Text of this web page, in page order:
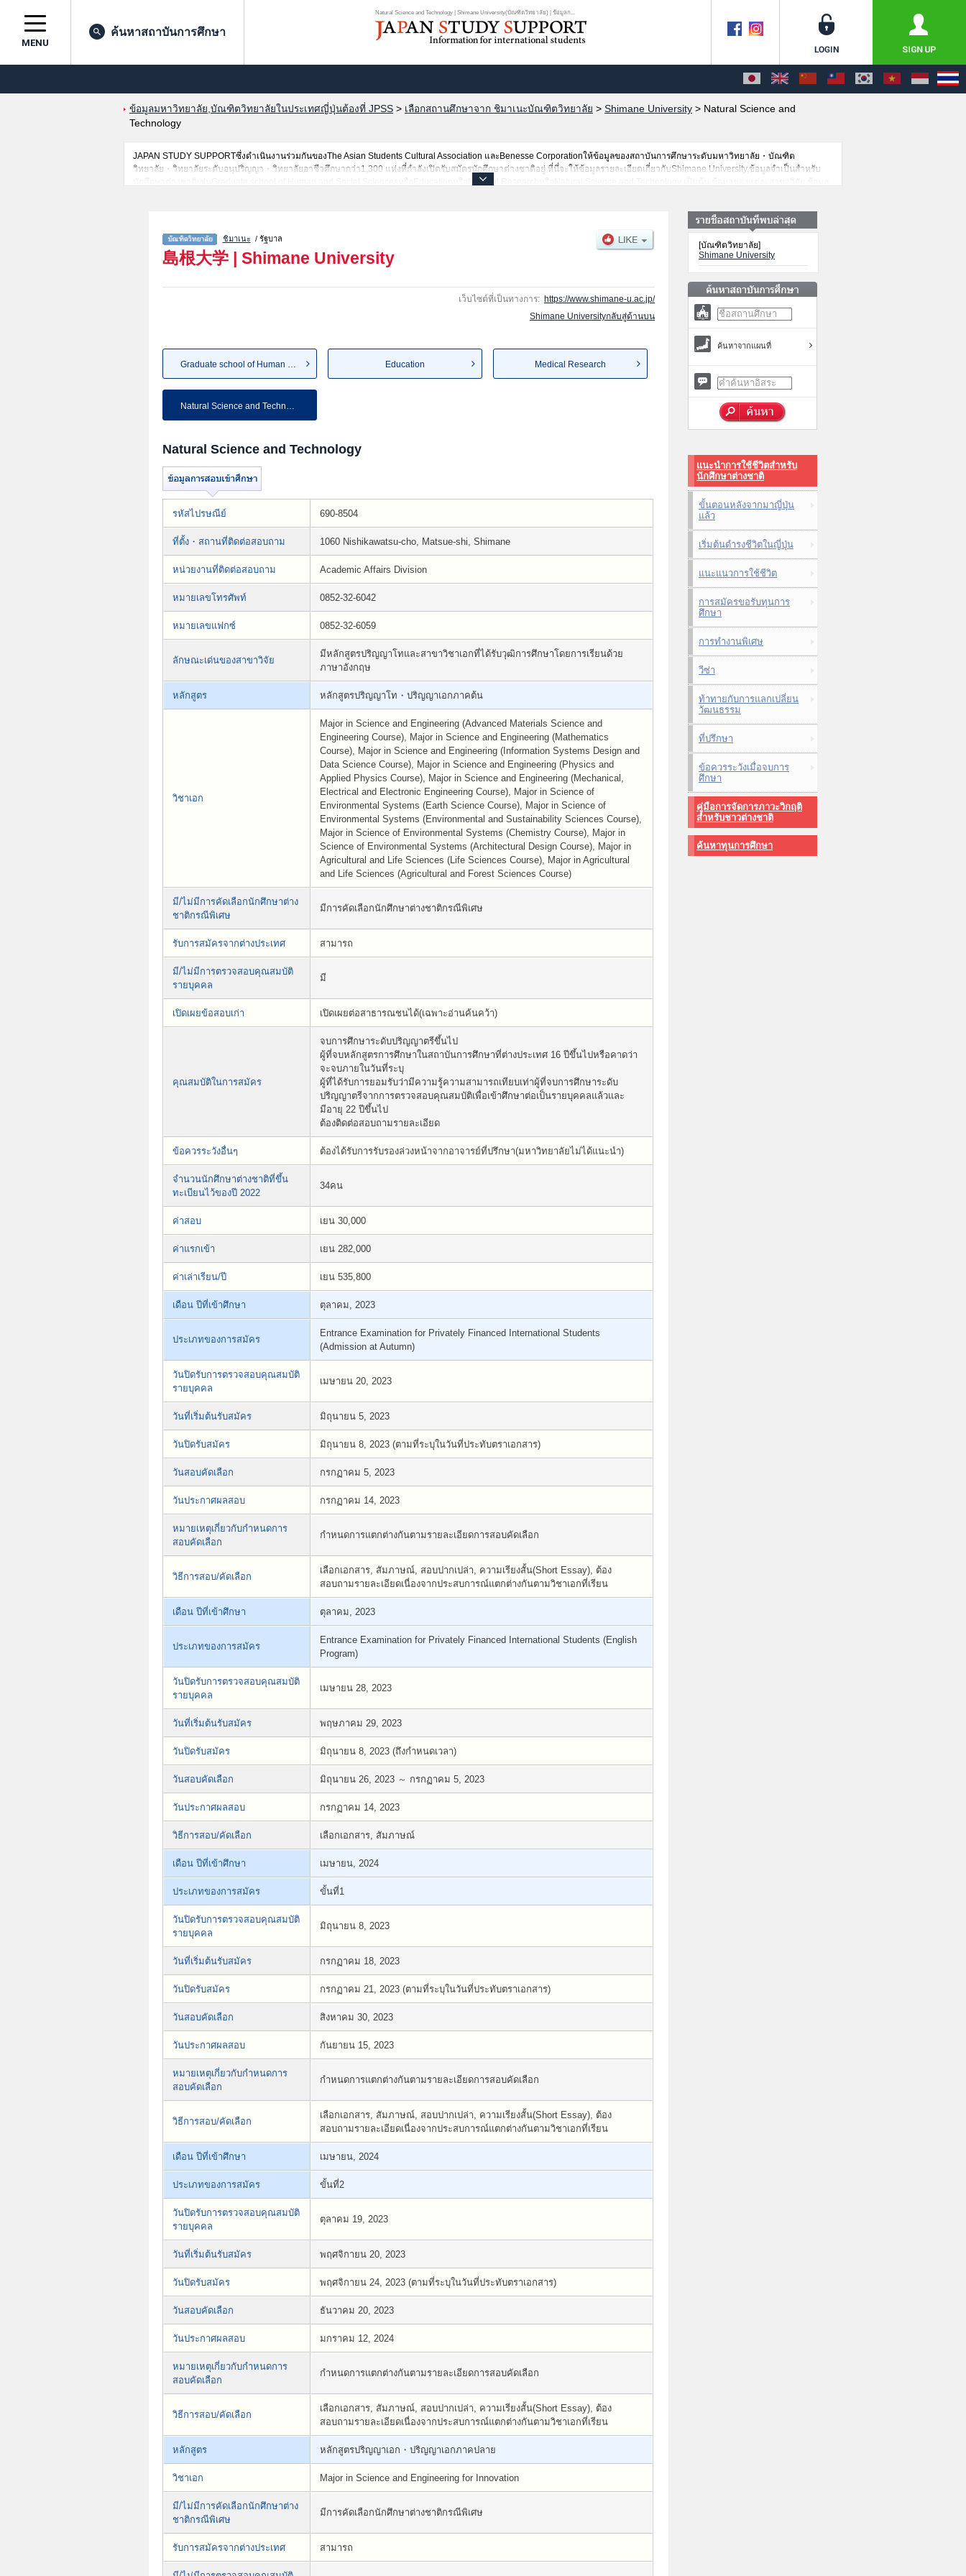
Natural Science and Technology | Shimane University(บัณฑิตวิทยาลัย) | ข้อมูลก...
MENU
ค้นหาสถาบันการศึกษา
ข้อมูลมหาวิทยาลัย,บัณฑิตวิทยาลัยในประเทศญี่ปุ่นต้องที่ JPSS > เลือกสถานศึกษาจาก ชิมาเนะบัณฑิตวิทยาลัย > Shimane University > Natural Science and
Technology
JAPAN STUDY SUPPORTซึ่งดำเนินงานร่วมกันของThe Asian Students Cultural Association และBenesse Corporationให้ข้อมูลของสถาบันการศึกษาระดับมหาวิทยาลัย・บัณฑิต
วิทยาลัย・วิทยาลัยระดับอนุปริญญา・วิทยาลัยอาชีวศึกษากว่า1,300 แห่งที่กำลังเปิดรับสมัครนักศึกษาต่างชาติอยู่ ที่นี่จะให้ข้อมูลรายละเอียดเกี่ยวกับShimane University,ข้อมูลจำเป็นสำหรับ
นักศึกษาต่างชาติเช่นGraduate school of Human and Social SciencesหรือEducationหรือMedical ResearchหรือNatural Science and Technology เป็นต้น,ข้อมูลของแต่ละสาขาวิจัย,ข้อมูล
ชิมาเนะ / รัฐบาล
島根大学 | Shimane University
เว็บไซต์ที่เป็นทางการ: https://www.shimane-u.ac.jp/
Shimane Universityกลับสู่ด้านบน
Graduate school of Human and ... Education Medical Research
Natural Science and Technology
รหัสไปรษณีย์ 690-8504
ที่ตั้ง・สถานที่ติดต่อสอบถาม 1060 Nishikawatsu-cho, Matsue-shi, Shimane
หน่วยงานที่ติดต่อสอบถาม Academic Affairs Division
หมายเลขโทรศัพท์ 0852-32-6042
หมายเลขแฟกซ์ 0852-32-6059
ลักษณะเด่นของสาขาวิจัย
มีหลักสูตรปริญญาโทและสาขาวิชาเอกที่ได้รับวุฒิการศึกษาโดยการเรียนด้วย
ภาษาอังกฤษ
หลักสูตร หลักสูตรปริญญาโท・ปริญญาเอกภาคต้น
วิชาเอก
Major in Science and Engineering (Advanced Materials Science and
Engineering Course), Major in Science and Engineering (Mathematics
Course), Major in Science and Engineering (Information Systems Design and
Data Science Course), Major in Science and Engineering (Physics and
Applied Physics Course), Major in Science and Engineering (Mechanical,
Electrical and Electronic Engineering Course), Major in Science of
Environmental Systems (Earth Science Course), Major in Science of
Environmental Systems (Environmental and Sustainability Sciences Course),
Major in Science of Environmental Systems (Chemistry Course), Major in
Science of Environmental Systems (Architectural Design Course), Major in
Agricultural and Life Sciences (Life Sciences Course), Major in Agricultural
and Life Sciences (Agricultural and Forest Sciences Course)
มี/ไม่มีการคัดเลือกนักศึกษาต่าง
ชาติกรณีพิเศษ
มีการคัดเลือกนักศึกษาต่างชาติกรณีพิเศษ
รับการสมัครจากต่างประเทศ สามารถ
มี/ไม่มีการตรวจสอบคุณสมบัติ
รายบุคคล
มี
เปิดเผยข้อสอบเก่า เปิดเผยต่อสาธารณชนได้(เฉพาะอ่านค้นคว้า)
คุณสมบัติในการสมัคร
จบการศึกษาระดับปริญญาตรีขึ้นไป
ผู้ที่จบหลักสูตรการศึกษาในสถาบันการศึกษาที่ต่างประเทศ 16 ปีขึ้นไปหรือคาดว่า
จะจบภายในวันที่ระบุ
ผู้ที่ได้รับการยอมรับว่ามีความรู้ความสามารถเทียบเท่าผู้ที่จบการศึกษาระดับ
ปริญญาตรีจากการตรวจสอบคุณสมบัติเพื่อเข้าศึกษาต่อเป็นรายบุคคลแล้วและ
มีอายุ 22 ปีขึ้นไป
ต้องติดต่อสอบถามรายละเอียด
ข้อควรระวังอื่นๆ ต้องได้รับการรับรองล่วงหน้าจากอาจารย์ที่ปรึกษา(มหาวิทยาลัยไม่ได้แนะนำ)
จำนวนนักศึกษาต่างชาติที่ขึ้น
ทะเบียนไว้ของปี 2022
34คน
ค่าสอบ เยน 30,000
ค่าแรกเข้า เยน 282,000
ค่าเล่าเรียน/ปี เยน 535,800
เดือน ปีที่เข้าศึกษา ตุลาคม, 2023
ประเภทของการสมัคร
Entrance Examination for Privately Financed International Students
(Admission at Autumn)
วันปิดรับการตรวจสอบคุณสมบัติ
รายบุคคล
เมษายน 20, 2023
วันที่เริ่มต้นรับสมัคร มิถุนายน 5, 2023
วันปิดรับสมัคร มิถุนายน 8, 2023 (ตามที่ระบุในวันที่ประทับตราเอกสาร)
วันสอบคัดเลือก กรกฏาคม 5, 2023
วันประกาศผลสอบ กรกฏาคม 14, 2023
หมายเหตุเกี่ยวกับกำหนดการ
สอบคัดเลือก
กำหนดการแตกต่างกันตามรายละเอียดการสอบคัดเลือก
วิธีการสอบ/คัดเลือก
เลือกเอกสาร, สัมภาษณ์, สอบปากเปล่า, ความเรียงสั้น(Short Essay), ต้อง
สอบถามรายละเอียดเนื่องจากประสบการณ์แตกต่างกันตามวิชาเอกที่เรียน
เดือน ปีที่เข้าศึกษา ตุลาคม, 2023
ประเภทของการสมัคร
Entrance Examination for Privately Financed International Students (English
Program)
วันปิดรับการตรวจสอบคุณสมบัติ
รายบุคคล
เมษายน 28, 2023
วันที่เริ่มต้นรับสมัคร พฤษภาคม 29, 2023
วันปิดรับสมัคร มิถุนายน 8, 2023 (ถึงกำหนดเวลา)
วันสอบคัดเลือก มิถุนายน 26, 2023 ～ กรกฏาคม 5, 2023
วันประกาศผลสอบ กรกฏาคม 14, 2023
วิธีการสอบ/คัดเลือก เลือกเอกสาร, สัมภาษณ์
เดือน ปีที่เข้าศึกษา เมษายน, 2024
ประเภทของการสมัคร ขั้นที่1
วันปิดรับการตรวจสอบคุณสมบัติ
รายบุคคล
มิถุนายน 8, 2023
วันที่เริ่มต้นรับสมัคร กรกฏาคม 18, 2023
วันปิดรับสมัคร กรกฏาคม 21, 2023 (ตามที่ระบุในวันที่ประทับตราเอกสาร)
วันสอบคัดเลือก สิงหาคม 30, 2023
วันประกาศผลสอบ กันยายน 15, 2023
หมายเหตุเกี่ยวกับกำหนดการ
สอบคัดเลือก
กำหนดการแตกต่างกันตามรายละเอียดการสอบคัดเลือก
วิธีการสอบ/คัดเลือก
เลือกเอกสาร, สัมภาษณ์, สอบปากเปล่า, ความเรียงสั้น(Short Essay), ต้อง
สอบถามรายละเอียดเนื่องจากประสบการณ์แตกต่างกันตามวิชาเอกที่เรียน
เดือน ปีที่เข้าศึกษา เมษายน, 2024
ประเภทของการสมัคร ขั้นที่2
วันปิดรับการตรวจสอบคุณสมบัติ
รายบุคคล
ตุลาคม 19, 2023
วันที่เริ่มต้นรับสมัคร พฤศจิกายน 20, 2023
วันปิดรับสมัคร พฤศจิกายน 24, 2023 (ตามที่ระบุในวันที่ประทับตราเอกสาร)
วันสอบคัดเลือก ธันวาคม 20, 2023
วันประกาศผลสอบ มกราคม 12, 2024
หมายเหตุเกี่ยวกับกำหนดการ
สอบคัดเลือก
กำหนดการแตกต่างกันตามรายละเอียดการสอบคัดเลือก
วิธีการสอบ/คัดเลือก
เลือกเอกสาร, สัมภาษณ์, สอบปากเปล่า, ความเรียงสั้น(Short Essay), ต้อง
สอบถามรายละเอียดเนื่องจากประสบการณ์แตกต่างกันตามวิชาเอกที่เรียน
หลักสูตร หลักสูตรปริญญาเอก・ปริญญาเอกภาคปลาย
วิชาเอก Major in Science and Engineering for Innovation
มี/ไม่มีการคัดเลือกนักศึกษาต่าง
ชาติกรณีพิเศษ
มีการคัดเลือกนักศึกษาต่างชาติกรณีพิเศษ
รับการสมัครจากต่างประเทศ สามารถ
[บัณฑิตวิทยาลัย]
Shimane University
ค้นหาจากแผนที่
แนะนำการใช้ชีวิตสำหรับ
นักศึกษาต่างชาติ
ขั้นตอนหลังจากมาญี่ปุ่น
แล้ว
เริ่มต้นดำรงชีวิตในญี่ปุ่น
แนะแนวการใช้ชีวิต
การสมัครขอรับทุนการ
ศึกษา
การทำงานพิเศษ
วีซ่า
ท้าทายกับการแลกเปลี่ยน
วัฒนธรรม
ที่ปรึกษา
ข้อควรระวังเมื่อจบการ
ศึกษา
คู่มือการจัดการภาวะวิกฤติ
สำหรับชาวต่างชาติ
ค้นหาทุนการศึกษา